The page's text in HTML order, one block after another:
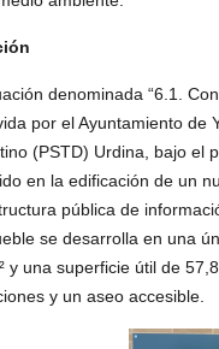
denominada “6.1.
por el Ayuntamiento de
(PSTD) Urdina, bajo el
en la edificación de un
pública de
se desarrolla en una
y una superficie útil de
y un aseo accesible